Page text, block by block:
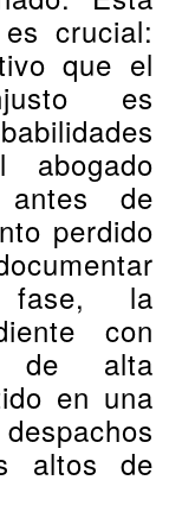
crucial:
que el
es
de
perdido
fase, la
con
de alta
en una
altos de